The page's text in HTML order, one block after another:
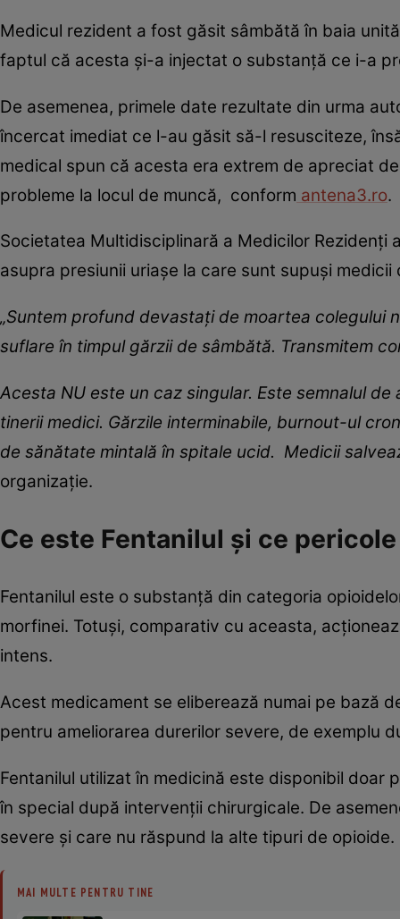
Medicul rezident a fost găsit sâmbătă în baia
faptul că acesta și-a injectat o substanță ce i-a
De asemenea, primele date rezultate din urma
încercat imediat ce l-au găsit să-l resusciteze,
medical spun că acesta era extrem de apreciat
probleme la locul de muncă, conform antena3.ro.
Societatea Multidisciplinară a Medicilor Rezidenți
asupra presiunii uriașe la care sunt supuși medicii
„Suntem profund devastați de moartea colegului
suflare în timpul gărzii de sâmbătă. Transmitem
Acesta NU este un caz singular. Este semnalul
tinerii medici. Gărzile interminabile, burnout-ul
de sănătate mintală în spitale ucid. Medicii
organizație.
Ce este Fentanilul și ce
Fentanilul este o substanță din categoria
morfinei. Totuși, comparativ cu aceasta,
intens.
Acest medicament se eliberează numai pe bază
pentru ameliorarea durerilor severe, de exemplu
Fentanilul utilizat în medicină este disponibil
în special după intervenții chirurgicale. De
severe și care nu răspund la alte tipuri de opioide.
MAI MULTE PENTRU TINE